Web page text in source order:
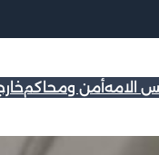
الامهأمن ومحاكم